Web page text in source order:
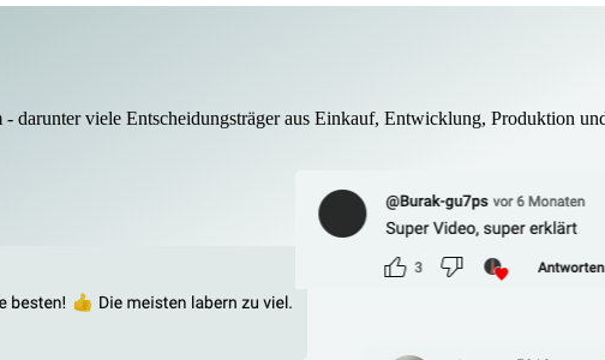
darunter viele Entscheidungsträger aus Einkauf, Entwicklung, Produktion